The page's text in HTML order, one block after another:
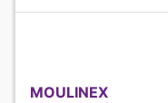
MOULINEX